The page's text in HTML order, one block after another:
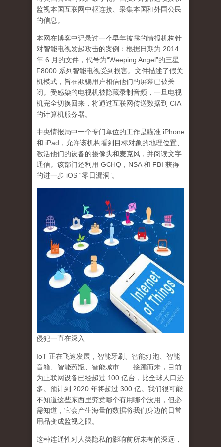
监视本国互联网中枢连接、采集本国和外国公民
的信息。
本网在博客中记录过一个早年披露的情报机构针
对智能电视发起攻击的案例：根据日期为 2014
年 6 月的文件，代号为“Weeping Angel”的三星
F8000 系列智能电视受到损害。文件描述了假关
机模式，旨在欺骗用户相信他们的屏幕已被关
闭。 受感染的电视机被隐藏录制音频，一旦电视
机完全切换回来，将通过互联网传送数据到 CIA
的计算机服务器。
中央情报局中一个专门单位的工作是瞄准 iPhone
和 iPad， 允许该机构看到目标对象的地理位置、
激活他们的设备的摄像头和麦克风，并阅读文字
通信。该部门还利用 GCHQ，NSA 和 FBI 获得
的进一步 iOS “零日漏洞”。
侵犯一直在深入
IoT 正在飞速发展，智能牙刷、智能灯泡、智能
音箱、智能药瓶、智能城市……接踵而来，目前
为止联网设备已经超过 100 亿台，比全球人口还
多。预计到 2020 年将超过 300 亿。我们很可能
不知道这些东西里究竟哪个有用哪个没用，但必
需知道， 它会产生海量的数据将我们身边的日常
用品变成监视之眼。
这种连通性对人类隐私的影响前所未有的深远，